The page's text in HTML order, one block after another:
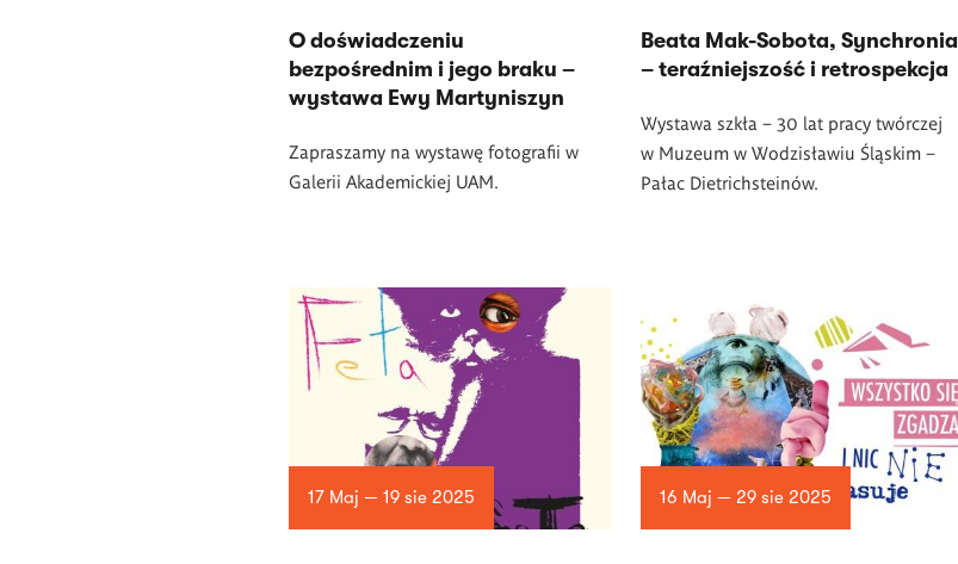
O doświadczeniu
bezpośrednim i jego braku –
wystawa Ewy Martyniszyn
Zapraszamy na wystawę fotografii w
Galerii Akademickiej UAM.
Beata Mak-Sobota, Synchronia
– teraźniejszość i retrospekcja
Wystawa szkła – 30 lat pracy twórczej
w Muzeum w Wodzisławiu Śląskim –
Pałac Dietrichsteinów.
17 Maj — 19 sie 2025 16 Maj — 29 sie 2025